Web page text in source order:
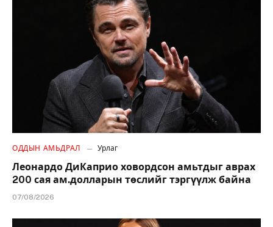
ОДДЫН АМЬДРАЛ Урлаг
Леонардо ДиКаприо ховордсон амьтдыг аврах
200 сая ам.долларын төслийг тэргүүлж байна
07/08/2026